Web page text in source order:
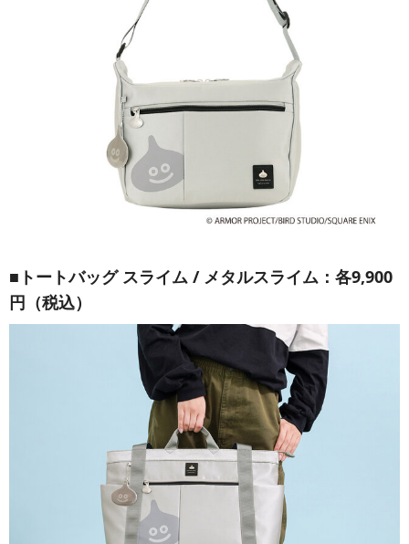
■トートバッグ スライム / メタルスライム：各9,900
円（税込）